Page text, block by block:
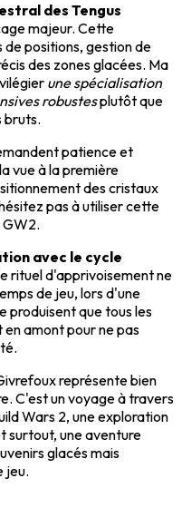
des Tengus
majeur. Cette
positions, gestion de
des zones glacées. Ma
une spécialisation
robustesplutôt que
bruts.
patience et
vue à la première
des cristaux
pas à utiliser cette
avec le cycle
rituel d'apprivoisement ne
de jeu, lors d'une
produisent que tous les
amont pour ne pas
représente bien
C'est un voyage à travers
Wars 2, une exploration
surtout, une aventure
glacés mais
jeu.